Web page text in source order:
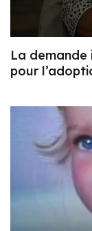
La
pour